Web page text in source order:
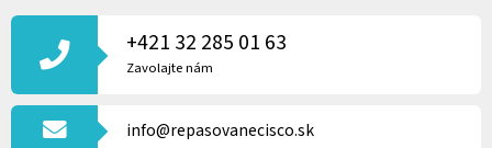
Á
T
+421 32 285 01 63
Zavolajte nám
info@repasovanecisco.sk